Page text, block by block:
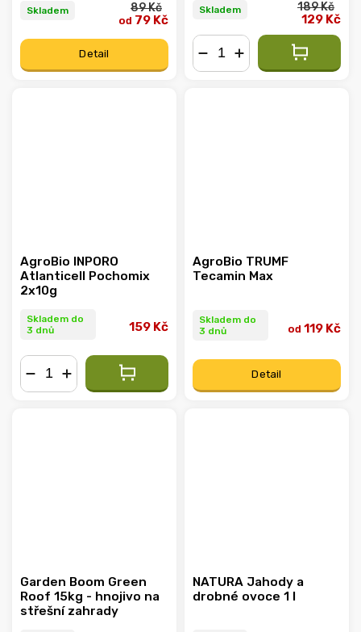
Skladem 89 Kč
od 79 Kč
Detail
Skladem 189 Kč
129 Kč
AgroBio INPORO
Atlanticell Pochomix
2x10g
Skladem do
3 dnů
159 Kč
AgroBio TRUMF
Tecamin Max
Skladem do
3 dnů
od 119 Kč
Detail
Garden Boom Green
Roof 15kg - hnojivo na
střešní zahrady
NATURA Jahody a
drobné ovoce 1 l